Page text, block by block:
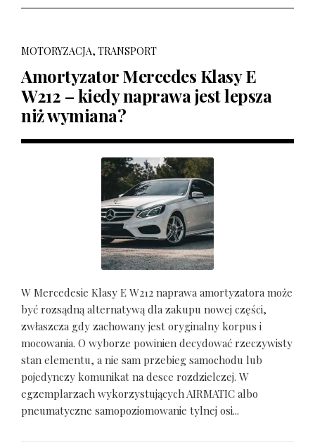
MOTORYZACJA, TRANSPORT
Amortyzator Mercedes Klasy E
W212 – kiedy naprawa jest lepsza
niż wymiana?
W Mercedesie Klasy E W212 naprawa amortyzatora może
być rozsądną alternatywą dla zakupu nowej części,
zwłaszcza gdy zachowany jest oryginalny korpus i
mocowania. O wyborze powinien decydować rzeczywisty
stan elementu, a nie sam przebieg samochodu lub
pojedynczy komunikat na desce rozdzielczej. W
egzemplarzach wykorzystujących AIRMATIC albo
pneumatyczne samopoziomowanie tylnej osi...